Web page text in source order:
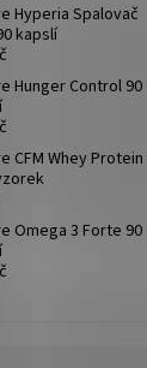
Hyperia Spalovač
kapslí
Hunger Control 90
CFM Whey Protein
Omega 3 Forte 90